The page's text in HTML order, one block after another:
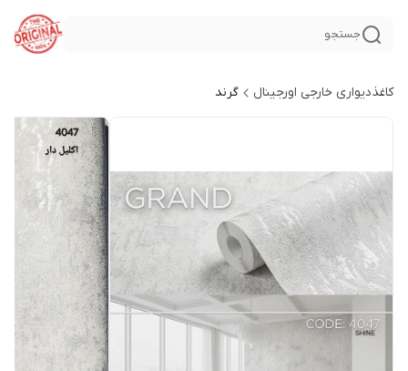
جستجو
کاغذدیواری خارجی اورجینال گرند